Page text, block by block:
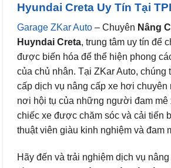
Hyundai Creta Uy Tín Tại
Garage ZKar Auto – Chuyên Nâng
Huyndai Creta, trung tâm uy tín để
được biến hóa để thể hiện phong
của chủ nhân. Tại ZKar Auto, chúng
cấp dịch vụ nâng cấp xe hơi chuyên
nơi hội tụ của những người đam
chiếc xe được chăm sóc và cải tiến
thuật viên giàu kinh nghiệm và đam
Hãy đến và trải nghiệm dịch vụ